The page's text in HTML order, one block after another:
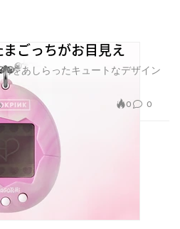
ごっちがお目見え
をあしらったキュートなデザイン
0 0